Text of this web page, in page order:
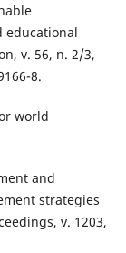
educational
v. 56, n. 2/3,
8.
world
and
strategies
v. 1203,